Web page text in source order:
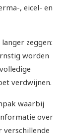
, eicel- en
zeggen:
worden
verdwijnen.
waarbij
over